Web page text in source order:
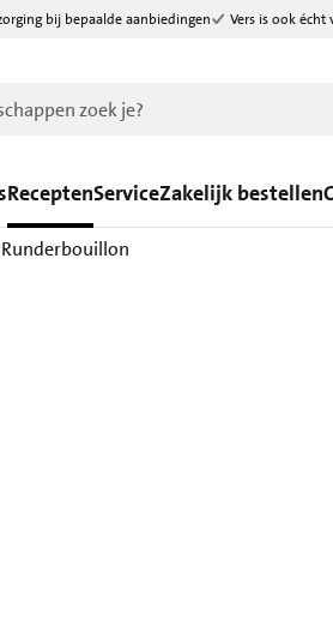
bij bepaalde aanbiedingen Vers is ook écht
ReceptenServiceZakelijk bestellen
Runderbouillon